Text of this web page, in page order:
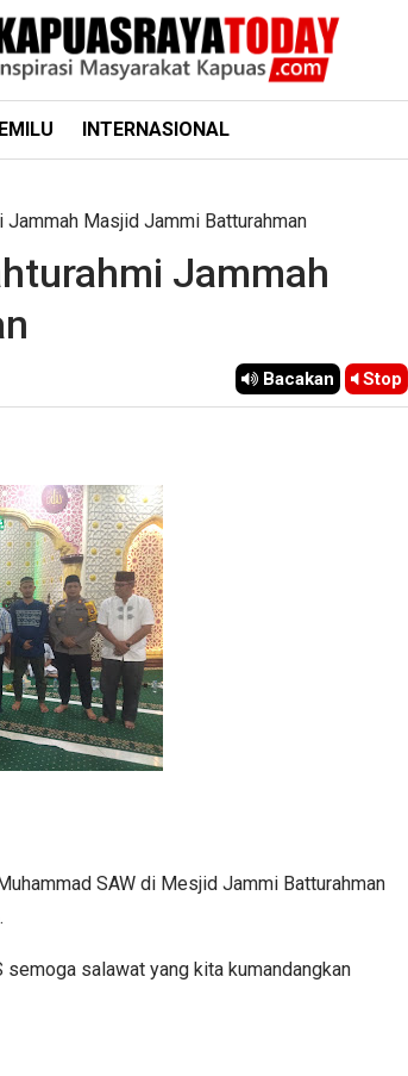
INTERNASIONAL
Masjid Jammi Batturahman
Jammah
Bacakan Stop
SAW di Mesjid Jammi Batturahman
salawat yang kita kumandangkan